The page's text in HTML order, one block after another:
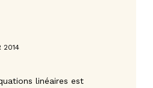
2014
linéaires est